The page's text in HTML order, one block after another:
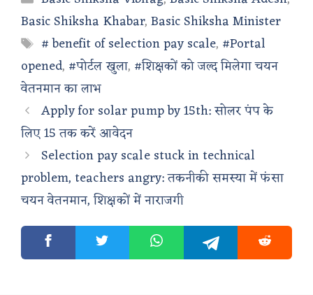
Basic Shiksha Khabar,Basic Shiksha Minister
Tags
# benefit of selection pay scale, #Portal
opened, #पोर्टल खुला, #शिक्षकों को जल्द मिलेगा चयन
वेतनमान का लाभ
Apply for solar pump by 15th: सोलर पंप के
लिए 15 तक करें आवेदन
Selection pay scale stuck in technical
problem, teachers angry: तकनीकी समस्या में फंसा
चयन वेतनमान, शिक्षकों में नाराजगी